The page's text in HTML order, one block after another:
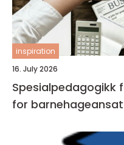
inspiration
16. July 2026
Spesialpedagogikk
for